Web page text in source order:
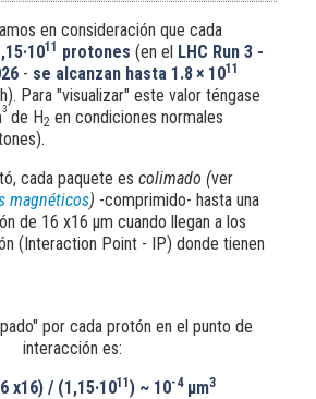
en consideración que cada
11 protones (en el LHC Run 3 -
- se alcanzan hasta 1.8 × 1011
Para "visualizar" este valor téngase
3 de H2 en condiciones normales
cada paquete es colimado (ver
magnéticos) -comprimido- hasta una
de 16 x16 μm cuando llegan a los
(Interaction Point - IP) donde tienen
por cada protón en el punto de
interacción es:
x16) / (1,15·1011 ) ~ 10-4 μm3